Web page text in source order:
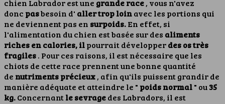
chien Labrador est une grande race, vous n'avez
donc pasbesoin d' aller trop loinavec les portions qui
ne deviennent pas en surpoids.En effet, si
l'alimentation du chien est basée sur des aliments
riches en calories, ilpourrait développerdes os très
fragiles. Pour ces raisons, il est nécessaire que les
chiots de cette race prennent une bonne quantité
de nutriments précieux, afin qu'ils puissent grandir de
manière adéquate et atteindre le " poids normal" ou35
kg.Concernantle sevragedes Labradors, il est